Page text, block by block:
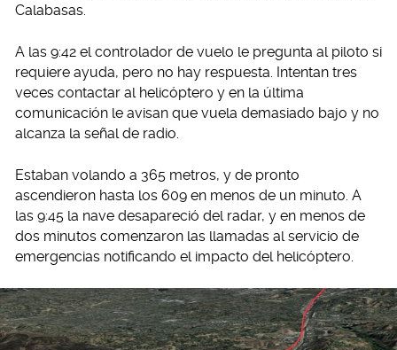
Calabasas.
A las 9:42 el controlador de vuelo le pregunta al piloto si
requiere ayuda, pero no hay respuesta. Intentan tres
veces contactar al helicóptero y en la última
comunicación le avisan que vuela demasiado bajo y no
alcanza la señal de radio.
Estaban volando a 365 metros, y de pronto
ascendieron hasta los 609 en menos de un minuto. A
las 9:45 la nave desapareció del radar, y en menos de
dos minutos comenzaron las llamadas al servicio de
emergencias notificando el impacto del helicóptero.